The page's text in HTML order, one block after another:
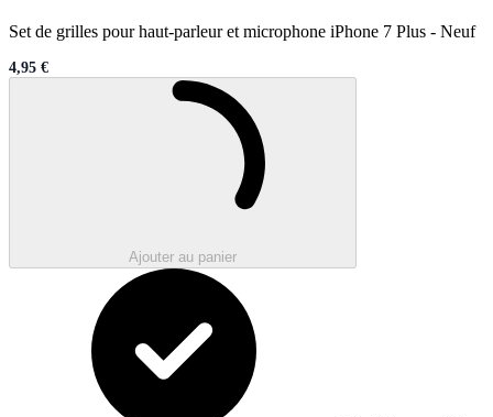
Set de grilles pour haut-parleur et microphone iPhone 7 Plus - Neuf
Sale price
4,95 €
Ajouter au panier